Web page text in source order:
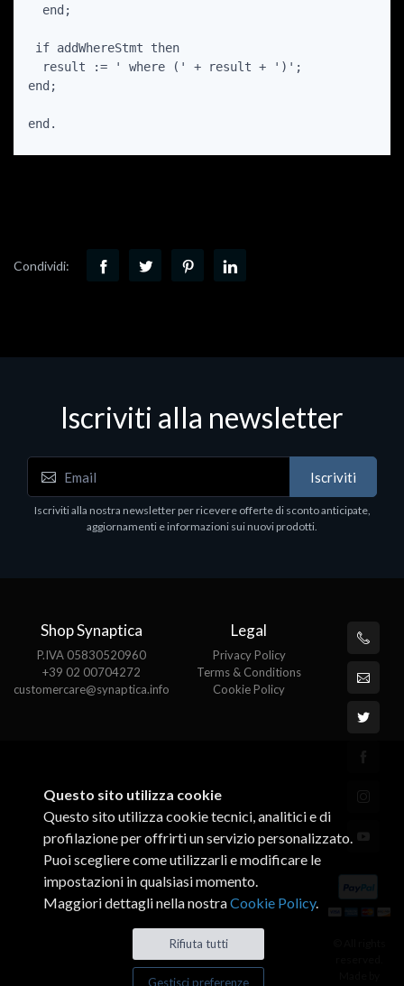
  end;
if addWhereStmt then
  result := ' where (' + result + ')';
end;
Condividi:
Iscriviti alla newsletter
Iscriviti
Iscriviti alla nostra newsletter per ricevere offerte di sconto anticipate,
aggiornamenti e informazioni sui nuovi prodotti.
Shop Synaptica
P.IVA 05830520960
+39 02 00704272
customercare@synaptica.info
Legal
Privacy Policy
Terms & Conditions
Cookie Policy
Questo sito utilizza cookie
Questo sito utilizza cookie tecnici, analitici e di
profilazione per offrirti un servizio personalizzato.
Puoi scegliere come utilizzarli e modificare le
impostazioni in qualsiasi momento.
Maggiori dettagli nella nostraCookie Policy.
Rifiuta tutti
Gestisci preferenze